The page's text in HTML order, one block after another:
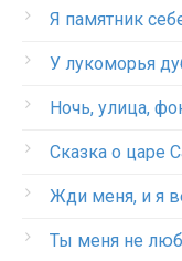
Я памятник
У лукоморья
Ночь, улица,
Сказка о царе
Жди меня, и я
Ты меня не